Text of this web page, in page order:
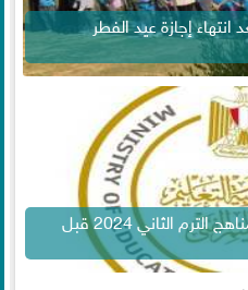
إجازة عيد الفطر
التعليم تشدد على الانتهاء من مناهج الترم الثاني 2024 قبل